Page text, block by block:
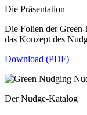
Die Präsentation
Die Folien der
das Konzept des
Download (PDF)
Der Nudge-Katalog